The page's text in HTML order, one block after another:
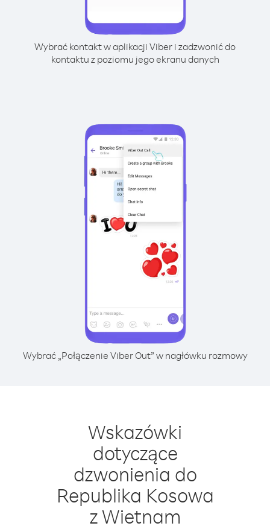
Wybrać kontakt w aplikacji Viber i zadzwonić do
kontaktu z poziomu jego ekranu danych
Wybrać „Połączenie Viber Out” w nagłówku rozmowy
Wskazówki
dotyczące
dzwonienia do
Republika Kosowa
z Wietnam